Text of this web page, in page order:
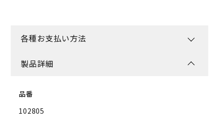
各種お支払い方法
製品詳細
品番
102805